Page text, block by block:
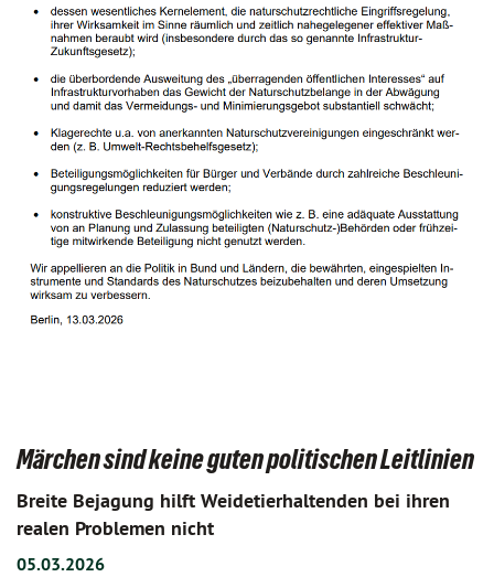
Märchen sind keine guten politischen Leitlinien
Breite Bejagung hilft Weidetierhaltenden bei ihren
realen Problemen nicht
05.03.2026